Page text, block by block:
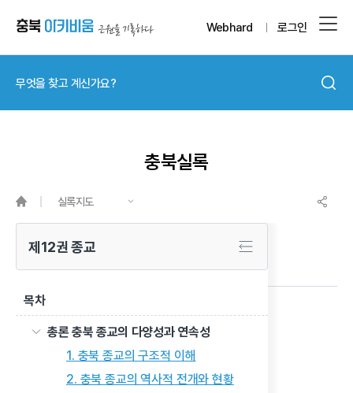
Webhard 로그인
충북실록
실록지도
제12권 종교
목차
총론 충북 종교의 다양성과 연속성
1. 충북 종교의 구조적 이해
2. 충북 종교의 역사적 전개와 현황
원불교
이전 글
다음 글